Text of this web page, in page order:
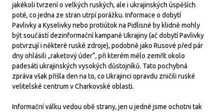
jakékoli tvrzení o velkých ruských, ale i ukrajinských úspěších
poté, co jedna ze stran utrpí porážku. Informace o dobytí
Pavlivky a Kyselivky nebo protiútok na Pidlisné by klidně mohly
být součástí dezinformační kampaně Ukrajiny (ač dobytí Pavlivky
potvrzují i některé ruské zdroje), podobně jako Rusové před pár
dny ohlásili „raketový úder“, při kterém mělo zemřít okolo
padesáti ukrajinských vysokých důstojníků. Tato pochybná
zpráva však přišla den na to, co Ukrajinci opravdu zničili ruské
velitelské centrum v Charkovské oblasti.
Informační válku vedou obě strany, jen u jedné jsme ochotni tak